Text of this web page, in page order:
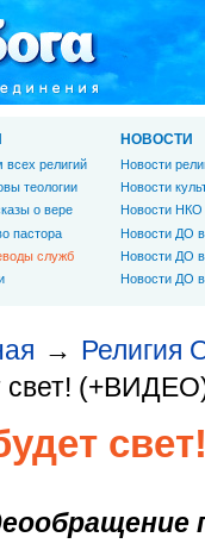
→ Религия
свет!
всех религий
теологии
о вере
пастора
служб
НОВОСТИ
Новости
Новости
Новости НКО
Новости ДО
Новости ДО
Новости ДО